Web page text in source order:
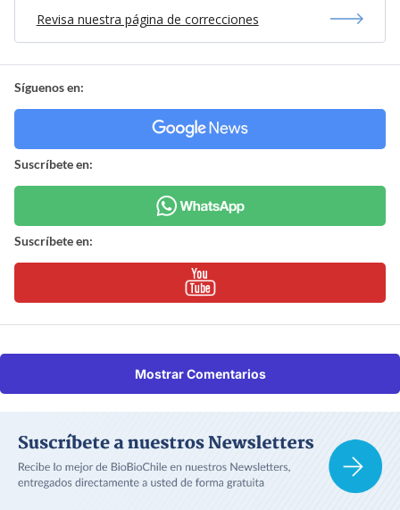
Revisa nuestra página de correcciones
Síguenos en:
Suscríbete en:
Suscríbete en:
Mostrar Comentarios